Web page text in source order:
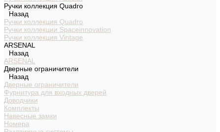
Ручки коллекция Quadro
Назад
Ручки коллекция Quadro
Ручки коллекции Spaceinnovation
Ручки коллекция Vintage
ARSENAL
Назад
ARSENAL
Дверные ограничители
Назад
Дверные ограничители
Фурнитура для входных дверей
Доводчики
Комплекты
Навесные замки
Номера